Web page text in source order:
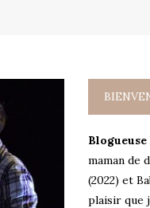
maman de
(2022) et
plaisir que